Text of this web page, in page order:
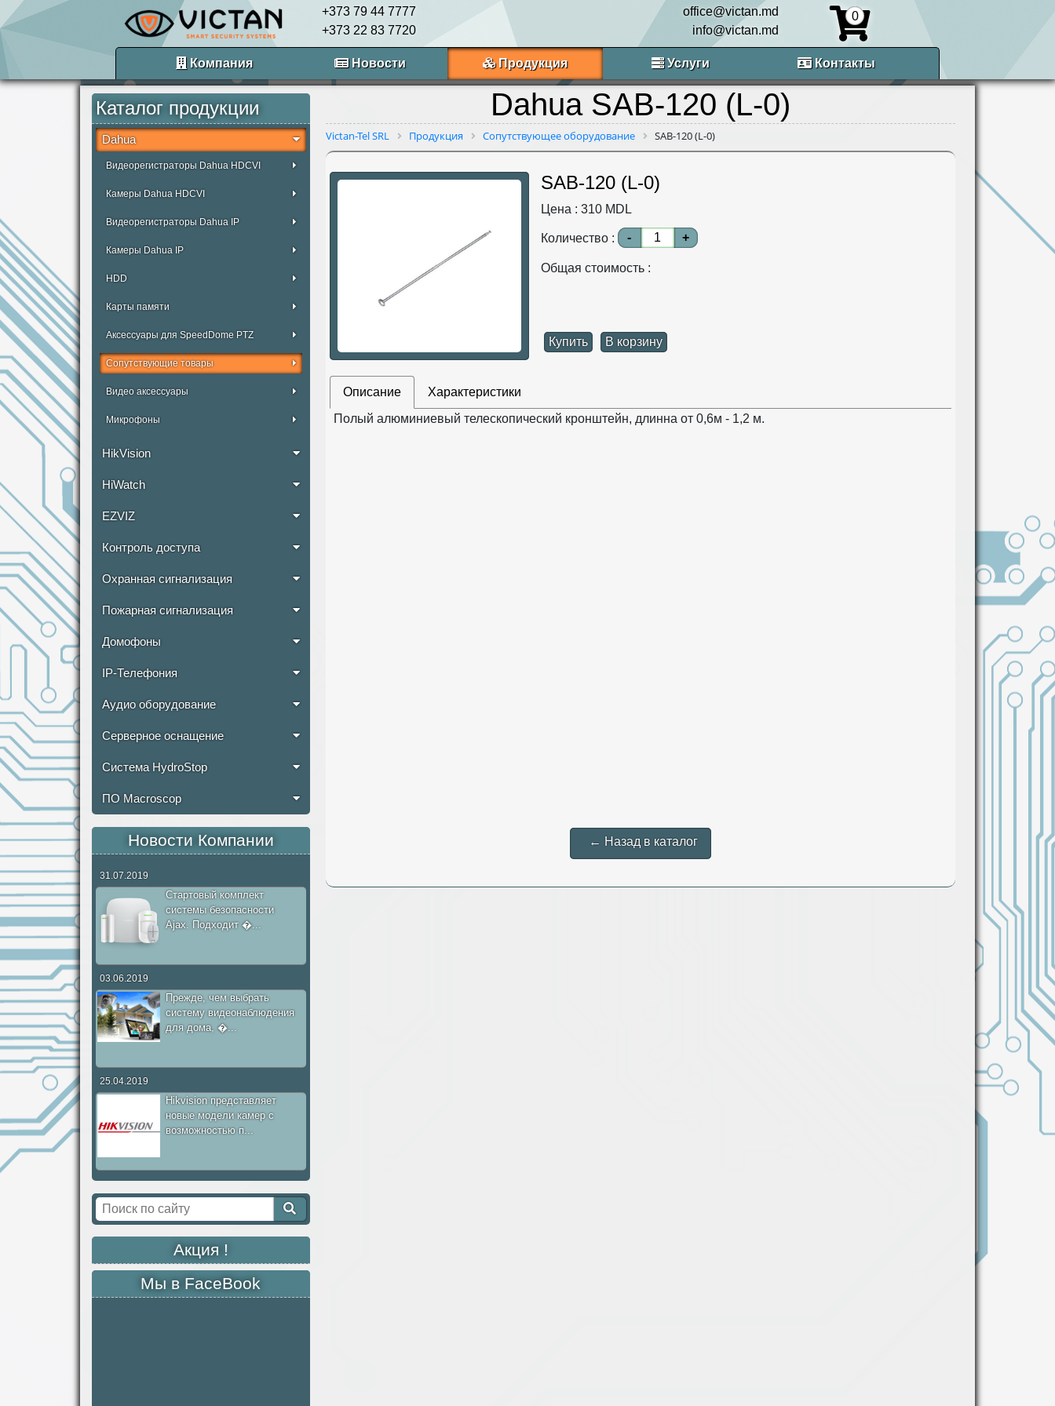
+373 79 44 7777
+373 22 83 7720
office@victan.md
info@victan.md
0
Компания Новости Продукция Услуги Контакты
Каталог продукции
Dahua
Видеорегистраторы Dahua HDCVI
Камеры Dahua HDCVI
Видеорегистраторы Dahua IP
Камеры Dahua IP
HDD
Карты памяти
Аксессуары для SpeedDome PTZ
Сопутствующие товары
Видео аксессуары
Микрофоны
HikVision
HiWatch
EZVIZ
Контроль доступа
Охранная сигнализация
Пожарная сигнализация
Домофоны
IP-Телефония
Аудио оборудование
Серверное оснащение
Система HydroStop
ПО Macroscop
Новости Компании
31.07.2019
Стартовый комплект
системы безопасности
Ajax. Подходит �...
03.06.2019
Прежде, чем выбрать
систему видеонаблюдения
для дома, �...
25.04.2019
Hikvision представляет
новые модели камер с
возможностью п...
Акция !
Мы в FaceBook
Dahua SAB-120 (L-0)
Victan-Tel SRL Продукция Сопутствующее оборудование SAB-120 (L-0)
SAB-120 (L-0)
Цена : 310MDL
Количество : - +
Общая стоимость :
Купить В корзину
Описание
Характеристики
Полый алюминиевый телескопический кронштейн, длинна от 0,6м - 1,2 м.
← Назад в каталог